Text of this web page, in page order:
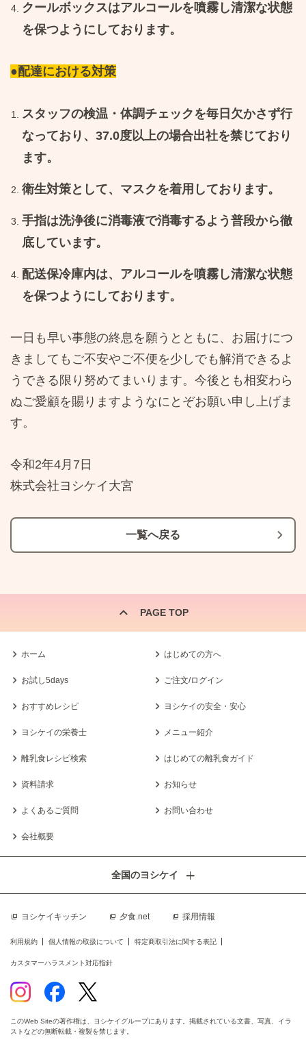
クールボックスはアルコールを噴霧し清潔な状態
を保つようにしております。
●配達における対策
スタッフの検温・体調チェックを毎日欠かさず行
なっており、 37.0度以上の場合出社を禁じており
ます。
衛生対策として、マスクを着用しております。
手指は洗浄後に消毒液で消毒するよう普段から徹
底しています。
配送保冷庫内は、アルコールを噴霧し清潔な状態
を保つようにしております。
一日も早い事態の終息を願うとともに、お届けにつ
きましてもご不安やご不便を少しでも解消できるよ
うできる限り努めてまいります。今後とも相変わら
ぬご愛顧を賜りますようなにとぞお願い申し上げま
す。
令和2年4月 7 日
株式会社ヨシケイ大宮
一覧へ戻る
PAGE TOP
ホーム はじめての方へ
お試し5days ご注文/ログイン
おすすめレシピ ヨシケイの安全・安心
ヨシケイの栄養士 メニュー紹介
離乳食レシピ検索 はじめての離乳食ガイド
資料請求 お知らせ
よくあるご質問 お問い合わせ
会社概要
ヨシケイキッチン 夕食.net 採用情報
全国のヨシケイ
利用規約 個人情報の取扱について 特定商取引法に関する表記
カスタマーハラスメント対応指針
このWeb Siteの著作権は、ヨシケイグループにあります。掲載されている文書、写真、イラ
ストなどの無断転載・複製を禁じます。